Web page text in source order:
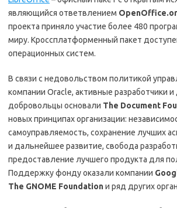
являющийся ответвлением
проекта приняло участие более 480
миру. Кроссплатформенный пакет
операционных систем.
В связи с недовольством политикой
компании Oracle, активные разработчики и
добровольцы основали The Document
новых принципах организации:
самоуправляемость, сохранение лучших
и дальнейшее развитие, свобода
предоставление лучшего продукта для
Поддержку фонду оказали компании
The GNOME Foundationи ряд других